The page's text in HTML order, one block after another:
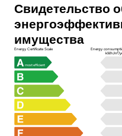
Свидетельство
имущества
Energy Certificate Scale
Energy
kWh/m²/
most efficient